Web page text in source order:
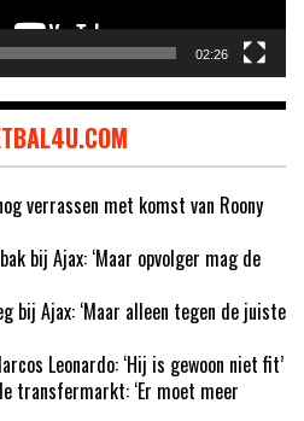
02:26
verrassen met komst van Roony
bij Ajax: ‘Maar opvolger mag de
bij Ajax: ‘Maar alleen tegen de juiste
Leonardo: ‘Hij is gewoon niet fit’
transfermarkt: ‘Er moet meer